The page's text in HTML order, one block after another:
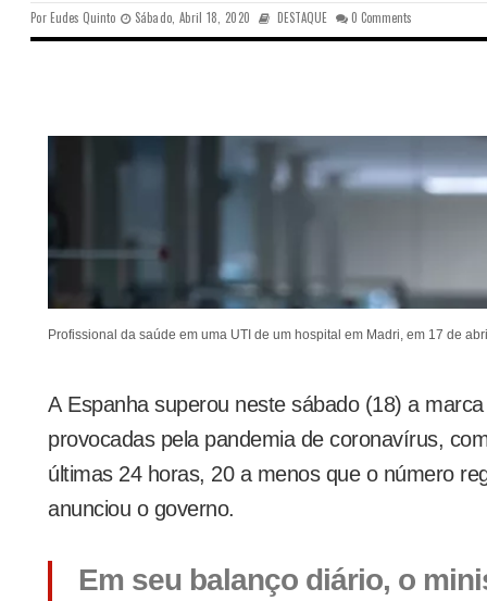
PorEudes Quinto Sábado, Abril 18, 2020 DESTAQUE 0 Comments
Profissional da saúde em uma UTI de um hospital em Madri, em 17 de
A Espanha superou neste sábado (18) a
provocadas pela pandemia de coronavírus,
últimas 24 horas, 20 a menos que o número
anunciou o governo.
Em seu balanço diário, o